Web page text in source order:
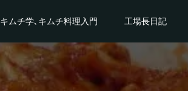
キムチ学､キムチ料理入門 工場長日記